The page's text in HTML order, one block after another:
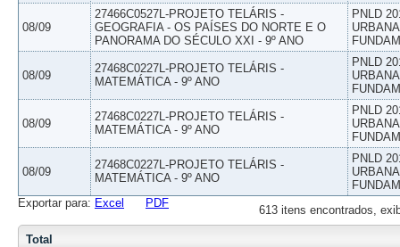
08/09
27466C0527L-PROJETO TELÁRIS -
GEOGRAFIA - OS PAÍSES DO NORTE E O
PANORAMA DO SÉCULO XXI - 9º ANO
PNLD
08/09
27468C0227L-PROJETO TELÁRIS -
MATEMÁTICA - 9º ANO
PNLD
08/09
27468C0227L-PROJETO TELÁRIS -
MATEMÁTICA - 9º ANO
PNLD
08/09
27468C0227L-PROJETO TELÁRIS -
MATEMÁTICA - 9º ANO
PNLD
613 itens encontrados,
Exportar para: Excel PDF
Total